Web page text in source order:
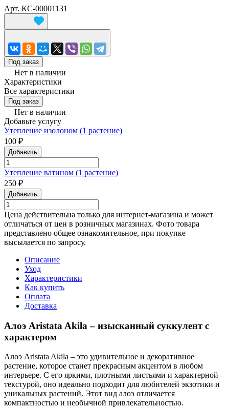
Арт. КС-00001131
Под заказ
Нет в наличии
Характеристики
Все характеристики
Под заказ
Нет в наличии
Добавьте услугу
Утепление изолоном (1 растение)
100 ₽
Добавить
Утепление ватином (1 растение)
250 ₽
Добавить
Цена действительна только для интернет-магазина и может
отличаться от цен в розничных магазинах. Фото товара
представлено общее ознакомительное, при покупке
высылается по запросу.
Описание
Уход
Характеристики
Как купить
Оплата
Доставка
Алоэ Aristata Akila – изысканный суккулент с
характером
Алоэ Aristata Akila – это удивительное и декоративное
растение, которое станет прекрасным акцентом в любом
интерьере. С его яркими, плотными листьями и характерной
текстурой, оно идеально подходит для любителей экзотики и
уникальных растений. Этот вид алоэ отличается
компактностью и необычной привлекательностью.